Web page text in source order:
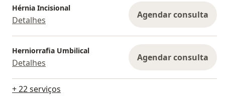
Hérnia Incisional
Detalhes Agendar consulta
Herniorrafia Umbilical
Detalhes Agendar consulta
+ 22 serviços